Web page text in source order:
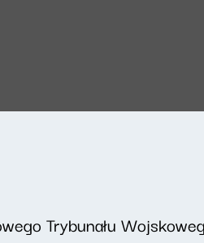
Trybunału